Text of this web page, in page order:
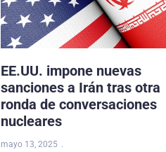
EE.UU. impone nuevas
sanciones a Irán tras otra
ronda de conversaciones
nucleares
mayo 13, 2025